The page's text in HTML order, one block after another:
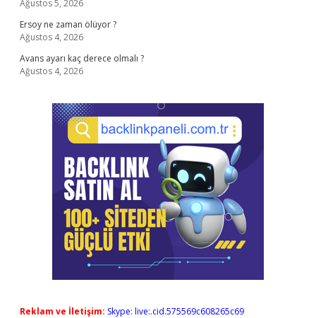
Ağustos 5, 2026
Ersoy ne zaman ölüyor ?
Ağustos 4, 2026
Avans ayarı kaç derece olmalı ?
Ağustos 4, 2026
Reklam ve İletişim: Skype: live:.cid.575569c608265c69